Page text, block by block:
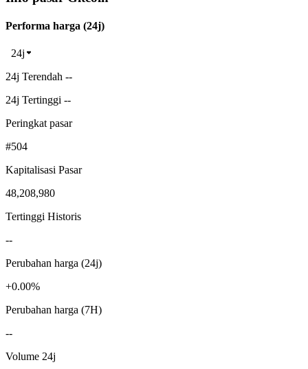
Performa harga (24j)
24j
24j Terendah --
24j Tertinggi --
Peringkat pasar
#504
Kapitalisasi Pasar
48,208,980
Tertinggi Historis
--
Perubahan harga (24j)
+0.00%
Perubahan harga (7H)
--
Volume 24j